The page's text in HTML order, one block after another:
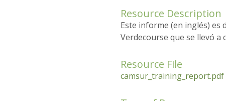
Resource Description
Este informe (en inglés) es
Verdecourse que se llevó a
Resource File
camsur_training_report.pdf